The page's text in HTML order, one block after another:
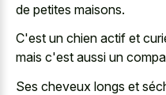
de petites maisons.
C'est un chien actif et
mais c'est aussi un
Ses cheveux longs et